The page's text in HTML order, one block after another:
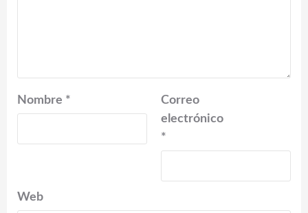
Nombre *
Correo
electrónico
*
Web